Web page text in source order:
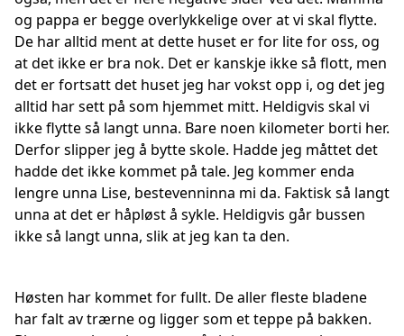
og pappa er begge overlykkelige over at vi skal flytte.
De har alltid ment at dette huset er for lite for oss, og
at det ikke er bra nok. Det er kanskje ikke så flott, men
det er fortsatt det huset jeg har vokst opp i, og det jeg
alltid har sett på som hjemmet mitt. Heldigvis skal vi
ikke flytte så langt unna. Bare noen kilometer borti her.
Derfor slipper jeg å bytte skole. Hadde jeg måttet det
hadde det ikke kommet på tale. Jeg kommer enda
lengre unna Lise, bestevenninna mi da. Faktisk så langt
unna at det er håpløst å sykle. Heldigvis går bussen
ikke så langt unna, slik at jeg kan ta den.
Høsten har kommet for fullt. De aller fleste bladene
har falt av trærne og ligger som et teppe på bakken.